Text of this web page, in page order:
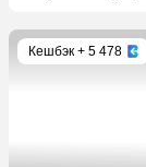
Кешбэк + 5 478